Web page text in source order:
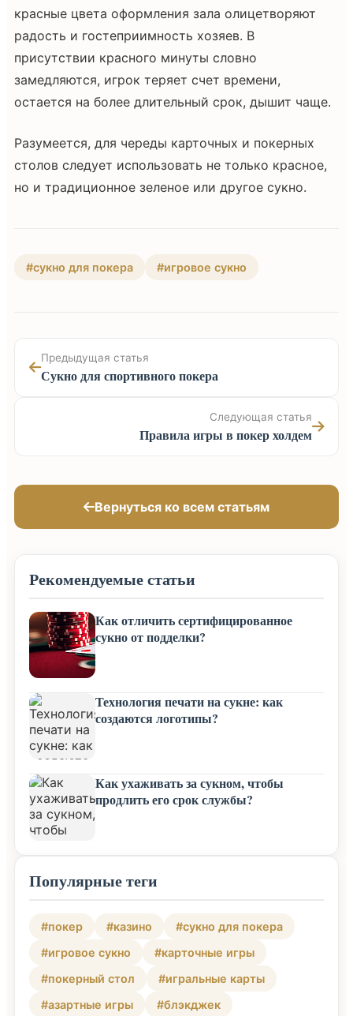
красные цвета оформления зала олицетворяют
радость и гостеприимность хозяев. В
присутствии красного минуты словно
замедляются, игрок теряет счет времени,
остается на более длительный срок, дышит чаще.
Разумеется, для череды карточных и покерных
столов следует использовать не только красное,
но и традиционное зеленое или другое сукно.
#сукно для покера #игровое сукно
Предыдущая статья
Сукно для спортивного покера
Следующая статья
Правила игры в покер холдем
Вернуться ко всем статьям
Рекомендуемые статьи
Как отличить сертифицированное
сукно от подделки?
Технология печати на сукне: как
создаются логотипы?
Как ухаживать за сукном, чтобы
продлить его срок службы?
Популярные теги
#покер #казино
#сукно для покера
#игровое сукно
#карточные игры
#покерный стол
#игральные карты
#азартные игры
#блэкджек